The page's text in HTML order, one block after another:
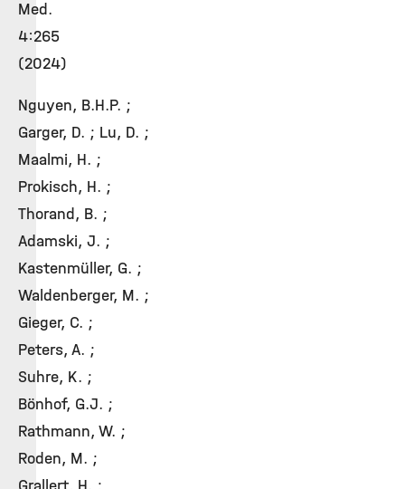
Med.
4:265
(2024)
Nguyen, B.H.P. ;
Garger, D. ; Lu, D. ;
Maalmi, H. ;
Prokisch, H. ;
Thorand, B. ;
Adamski, J. ;
Kastenmüller, G. ;
Waldenberger, M. ;
Gieger, C. ;
Peters, A. ;
Suhre, K. ;
Bönhof, G.J. ;
Rathmann, W. ;
Roden, M. ;